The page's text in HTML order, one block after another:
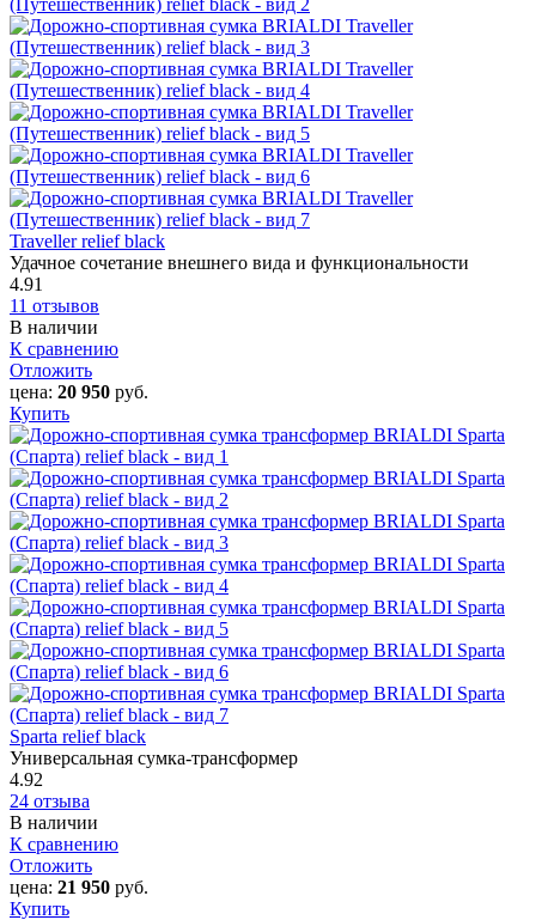
Traveller relief black
Удачное сочетание внешнего вида и функциональности
4.91
11 отзывов
В наличии
К сравнению
Отложить
цена: 20 950 руб.
Купить
Sparta relief black
Универсальная сумка-трансформер
4.92
24 отзыва
В наличии
К сравнению
Отложить
цена: 21 950 руб.
Купить